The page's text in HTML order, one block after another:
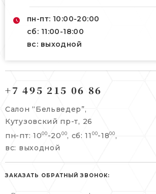
пн-пт: 10:00-20:00
сб: 11:00-18:00
вс: выходной
info@belveder-e.ru
пн-пт: 10:00-20:00
сб, вс: выходной
Берсеневский переулок, 3/10с7
+7 495 477 45 43
info@belveder-e.ru
пн-пт: 10:00-19:00
сб: выходной
+7 495 215 06 86
Салон “Бельведер”,
Кутузовский пр-т, 26
пн-пт: 1000 -20 00, сб: 11 00-1800 ,
вс: выходной
ЗАКАЗАТЬ ОБРАТНЫЙ ЗВОНОК: